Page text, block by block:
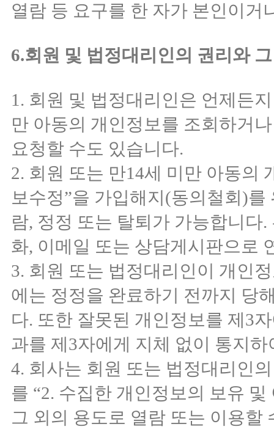
열람 등 요구를 한 자가 본인이거
6.회원 및 법정대리인의 권리와
1. 회원 및 법정대리인은 언제든
만 아동의 개인정보를 조회하거
요청할 수도 있습니다.
2. 회원 또는 만14세 미만 아동의
보수정”을 가입해지(동의철회)
람, 정정 또는 탈퇴가 가능합니다
화, 이메일 또는 상담게시판으로
3. 회원 또는 법정대리인이 개인
에는 정정을 완료하기 전까지 당
다. 또한 잘못된 개인정보를 제3
과를 제3자에게 지체 없이 통지
4. 회사는 회원 또는 법정대리인
를 “2. 수집한 개인정보의 보유
그 외의 용도로 열람 또는 이용할